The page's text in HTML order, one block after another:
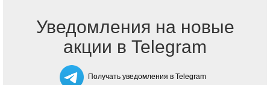
Уведомления на новые
акции в Telegram
Получать уведомления в Telegram